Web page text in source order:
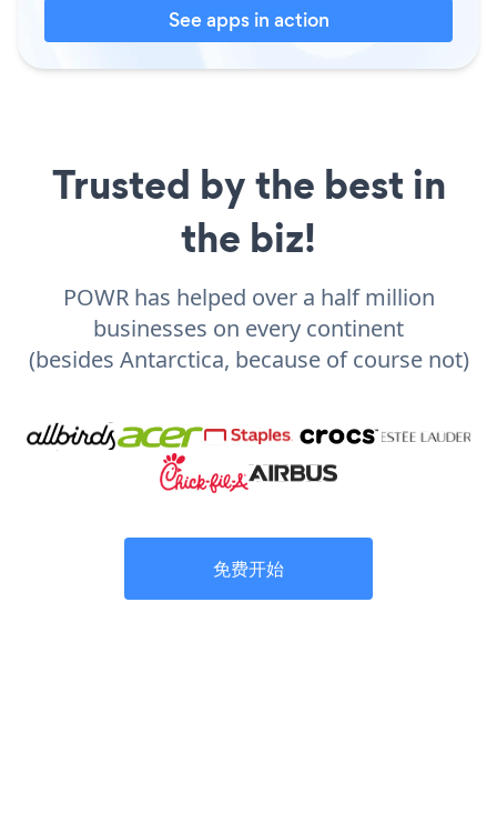
See apps in action
Trusted by the best in
the biz!
POWR has helped over a half million
businesses on every continent
(besides Antarctica, because of course not)
免费开始